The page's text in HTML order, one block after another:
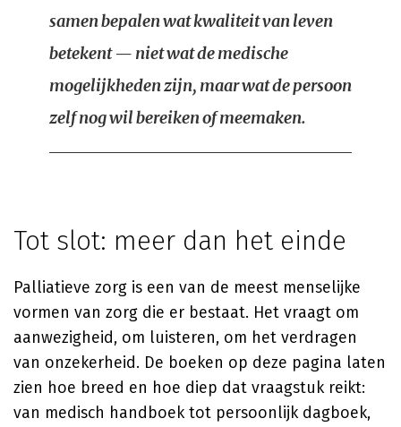
samen bepalen wat kwaliteit van leven
betekent — niet wat de medische
mogelijkheden zijn, maar wat de persoon
zelf nog wil bereiken of meemaken.
Tot slot: meer dan het einde
Palliatieve zorg is een van de meest menselijke
vormen van zorg die er bestaat. Het vraagt om
aanwezigheid, om luisteren, om het verdragen
van onzekerheid. De boeken op deze pagina laten
zien hoe breed en hoe diep dat vraagstuk reikt:
van medisch handboek tot persoonlijk dagboek,